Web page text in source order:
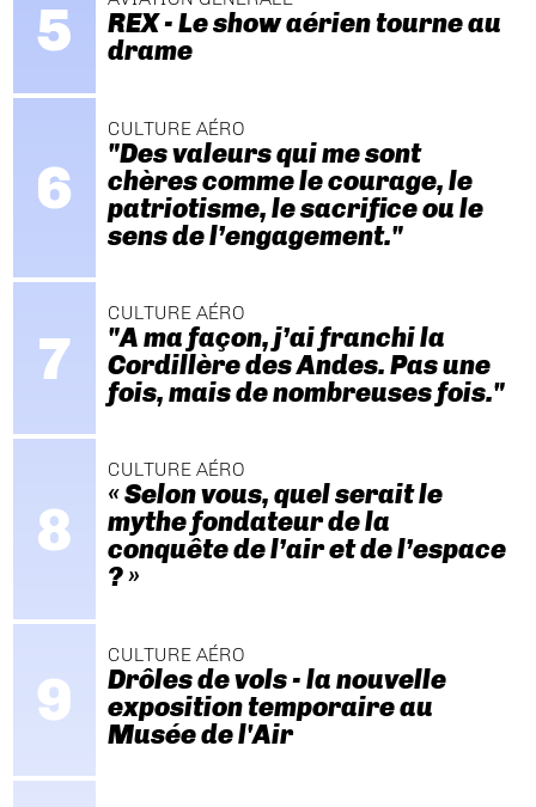
REX - Le show aérien tourne au
drame
CULTURE AÉRO
"Des valeurs qui me sont
chères comme le courage, le
patriotisme, le sacrifice ou le
sens de l’engagement."
CULTURE AÉRO
"A ma façon, j’ai franchi la
Cordillère des Andes. Pas une
fois, mais de nombreuses fois."
CULTURE AÉRO
« Selon vous, quel serait le
mythe fondateur de la
conquête de l’air et de l’espace
? »
CULTURE AÉRO
Drôles de vols - la nouvelle
exposition temporaire au
Musée de l'Air